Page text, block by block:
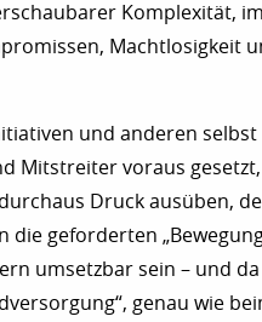
Komplexität, im
Machtlosigkeit
und anderen selbst
Mitstreiter voraus
Druck ausüben,
die geforderten
umsetzbar sein – und
genau wie